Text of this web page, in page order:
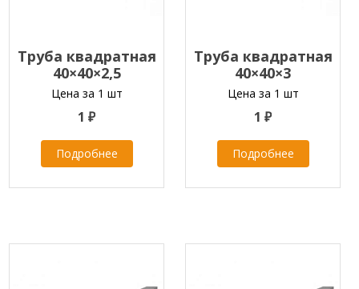
Труба квадратная
40×40×2,5
Цена за 1 шт
1 ₽
Подробнее
Труба квадратная
40×40×3
Цена за 1 шт
1 ₽
Подробнее